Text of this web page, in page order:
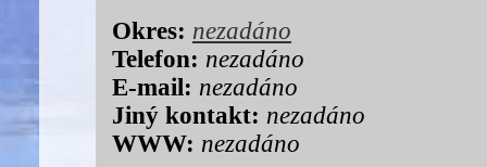
Okres: nezadáno
Telefon: nezadáno
E-mail: nezadáno
Jiný kontakt: nezadáno
WWW: nezadáno